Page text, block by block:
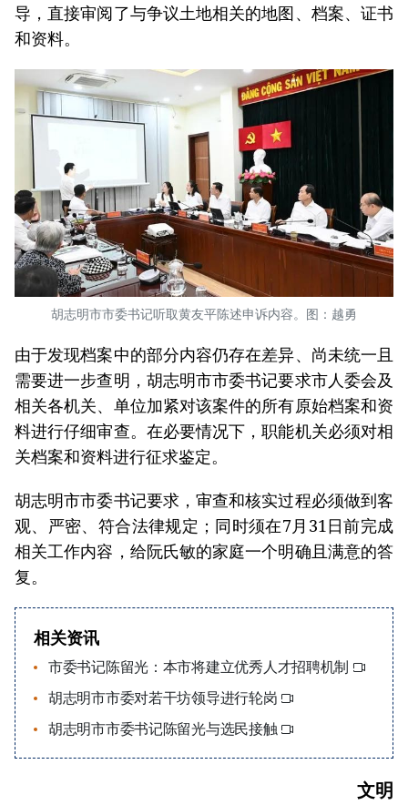
导，直接审阅了与争议土地相关的地图、档案、证书
和资料。
胡志明市市委书记听取黄友平陈述申诉内容。图：越勇
由于发现档案中的部分内容仍存在差异、尚未统一且
需要进一步查明，胡志明市市委书记要求市人委会及
相关各机关、单位加紧对该案件的所有原始档案和资
料进行仔细审查。在必要情况下，职能机关必须对相
关档案和资料进行征求鉴定。
胡志明市市委书记要求，审查和核实过程必须做到客
观、严密、符合法律规定；同时须在7月31日前完成
相关工作内容，给阮氏敏的家庭一个明确且满意的答
复。
相关资讯
市委书记陈留光：本市将建立优秀人才招聘机制
胡志明市市委对若干坊领导进行轮岗
胡志明市市委书记陈留光与选民接触
文明